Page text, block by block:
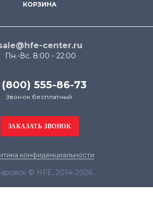
КОРЗИНА
center.ru
Пн.-Вс. 8:00 - 22:00
555-86-73
Звонок бесплатный
конфиденциальности
© HFE, 2014-2026